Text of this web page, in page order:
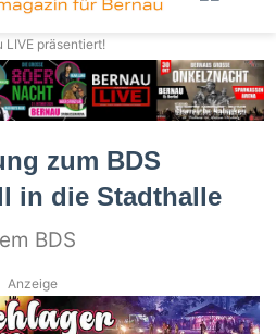
LIVE präsentiert!
zum BDS
in die Stadthalle
BDS
Anzeige